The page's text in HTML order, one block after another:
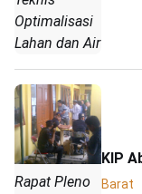
Optimalisasi
Lahan dan Air
Rapat Pleno
KIP
Barat